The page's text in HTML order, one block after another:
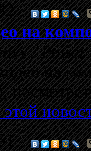
на
/
на